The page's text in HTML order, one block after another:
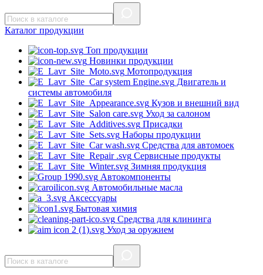
Каталог продукции
Топ продукции
Новинки продукции
Мотопродукция
Двигатель и
системы автомобиля
Кузов и внешний вид
Уход за салоном
Присадки
Наборы продукции
Средства для автомоек
Сервисные продукты
Зимняя продукция
Автокомпоненты
Автомобильные масла
Аксессуары
Бытовая химия
Средства для клининга
Уход за оружием